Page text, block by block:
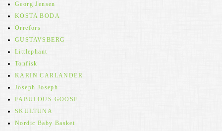
Georg Jensen
KOSTA BODA
Orrefors
GUSTAVSBERG
Littlephant
Tonfisk
KARIN CARLANDER
Joseph Joseph
FABULOUS GOOSE
SKULTUNA
Nordic Baby Basket